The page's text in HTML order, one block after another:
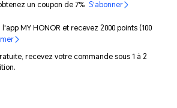
un coupon de 7% S'abonner
MY HONOR et recevez 2000 points (100
recevez votre commande sous 1 à 2